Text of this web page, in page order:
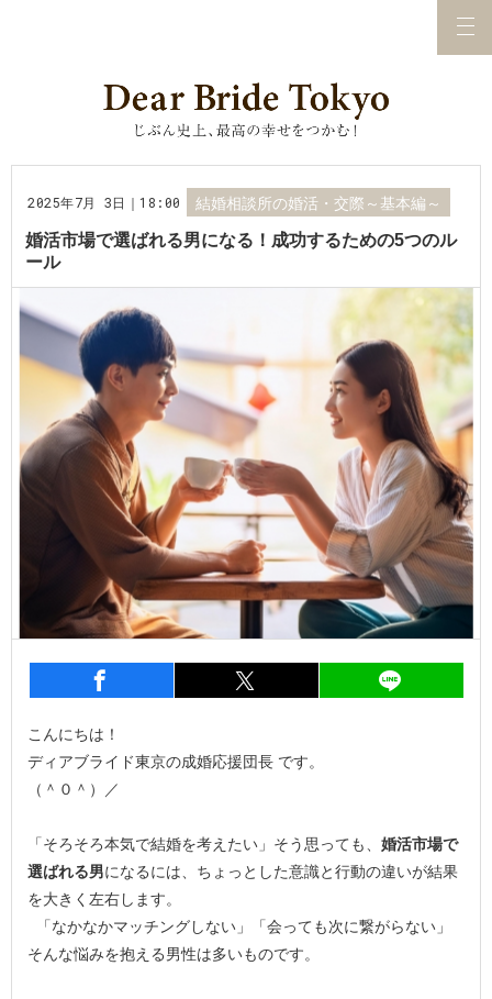
2025年7月 3日｜18:00 結婚相談所の婚活・交際～基本編～
婚活市場で選ばれる男になる！成功するための5つのル
ール
シェア シェア
こんにちは！
ディアブライド東京の成婚応援団長 です。
（＾０＾）／
「そろそろ本気で結婚を考えたい」そう思っても、婚活市場で
選ばれる男になるには、ちょっとした意識と行動の違いが結果
を大きく左右します。
「なかなかマッチングしない」「会っても次に繋がらない」
そんな悩みを抱える男性は多いものです。